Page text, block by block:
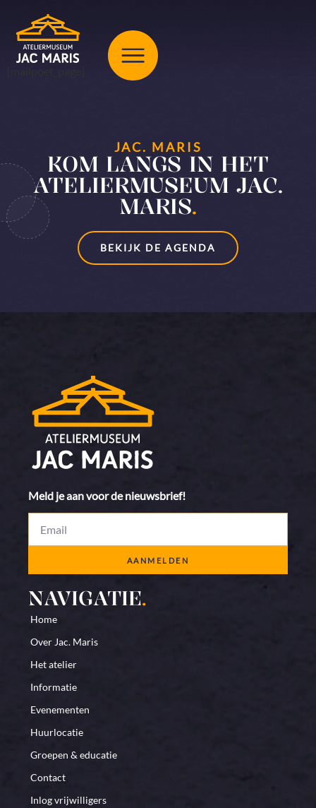
JAC. MARIS
KOM LANGS IN HET
ATELIERMUSEUM JAC.
MARIS.
BEKIJK DE AGENDA
Meld je aan voor de nieuwsbrief!
AANMELDEN
NAVIGATIE.
Home
Over Jac. Maris
Het atelier
Informatie
Evenementen
Huurlocatie
Groepen & educatie
Contact
Inlog vrijwilligers